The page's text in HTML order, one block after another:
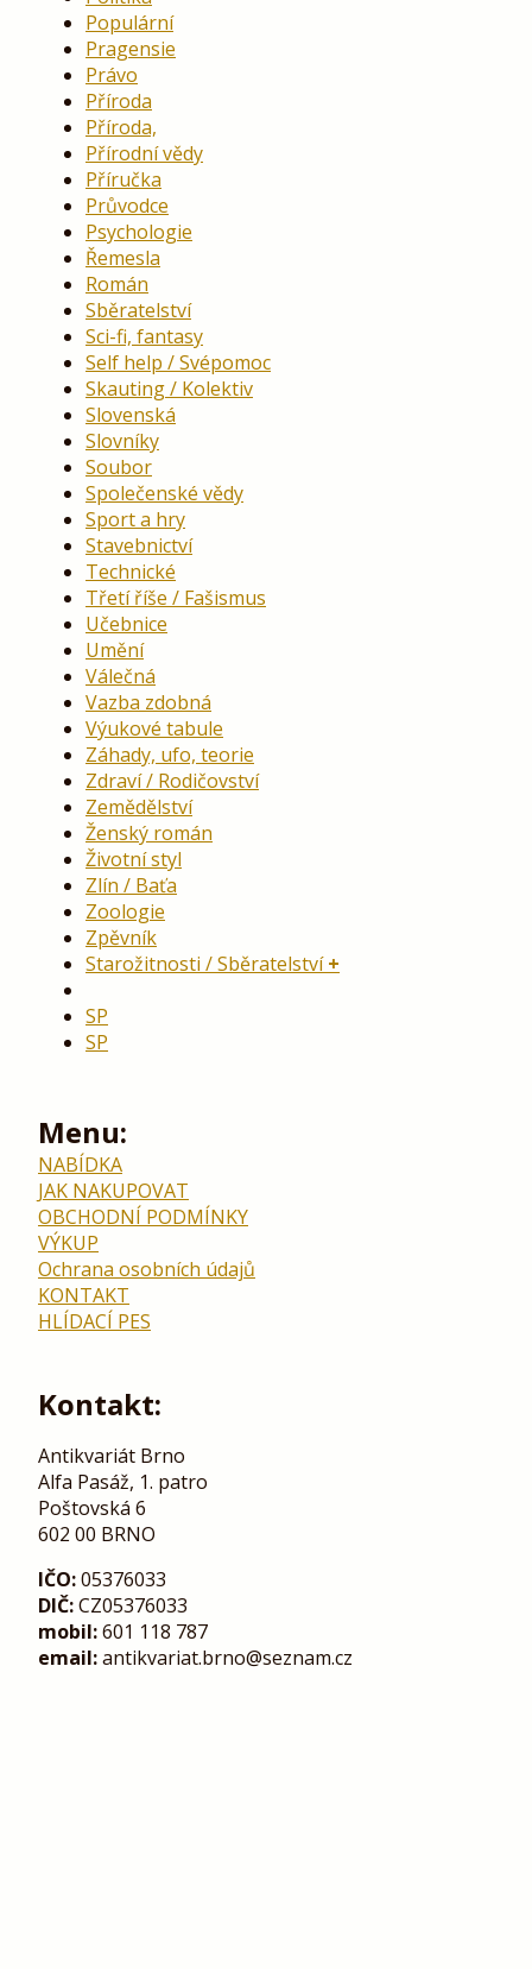
Populární
Pragensie
Právo
Příroda
Příroda,
Přírodní vědy
Příručka
Průvodce
Psychologie
Řemesla
Román
Sběratelství
Sci-fi, fantasy
Self help / Svépomoc
Skauting / Kolektiv
Slovenská
Slovníky
Soubor
Společenské vědy
Sport a hry
Stavebnictví
Technické
Třetí říše / Fašismus
Učebnice
Umění
Válečná
Vazba zdobná
Výukové tabule
Záhady, ufo, teorie
Zdraví / Rodičovství
Zemědělství
Ženský román
Životní styl
Zlín / Baťa
Zoologie
Zpěvník
Starožitnosti / Sběratelství
SP
SP
Menu:
NABÍDKA
JAK NAKUPOVAT
OBCHODNÍ PODMÍNKY
VÝKUP
Ochrana osobních údajů
KONTAKT
HLÍDACÍ PES
Kontakt:
Antikvariát Brno
Alfa Pasáž, 1. patro
Poštovská 6
602 00 BRNO
IČO:05376033
DIČ:CZ05376033
mobil:601 118 787
email:antikvariat.brno@seznam.cz